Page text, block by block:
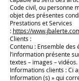
Code civil, ou personne
objet des présentes
Prestations et Services
: https://
Clients :
Contenu : Ensemble des
l’information présente
textes – images – vidéos.
Informations clients : Ci
Information (s) » qui